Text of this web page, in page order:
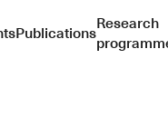
PublicationsResearch